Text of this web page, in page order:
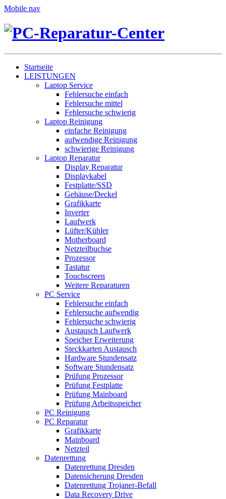
Mobile nav
Startseite
LEISTUNGEN
Laptop Service
Fehlersuche einfach
Fehlersuche mittel
Fehlersuche schwierig
Laptop Reinigung
einfache Reinigung
aufwendige Reinigung
schwierige Reinigung
Laptop Reparatur
Display Reparatur
Displaykabel
Festplatte/SSD
Gehäuse/Deckel
Grafikkarte
Inverter
Laufwerk
Lüfter/Kühler
Motherboard
Netzteilbuchse
Prozessor
Tastatur
Touchscreen
Weitere Reparaturen
PC Service
Fehlersuche einfach
Fehlersuche aufwendig
Fehlersuche schwierig
Austausch Laufwerk
Speicher Erweiterung
Steckkarten Austausch
Hardware Stundensatz
Software Stundensatz
Prüfung Prozessor
Prüfung Festplatte
Prüfung Mainboard
Prüfung Arbeitsspeicher
PC Reinigung
PC Reparatur
Grafikkarte
Mainboard
Netzteil
Datenrettung
Datenrettung Dresden
Datensicherung Dresden
Datenrettung Trojaner-Befall
Data Recovery Drive